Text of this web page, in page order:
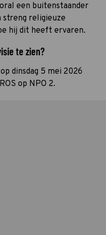
een buitenstaander
streng religieuze
hij dit heeft ervaren.
te zien?
dinsdag 5 mei 2026
op NPO 2.